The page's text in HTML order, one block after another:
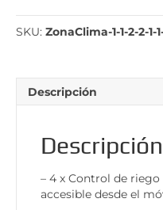
cantidad
SKU: ZonaClima-1-1-2-2-1-1-
Descripción
Descripción
– 4 x Control de
accesible desde el